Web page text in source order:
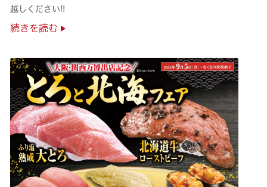
越しください!!
続きを読む